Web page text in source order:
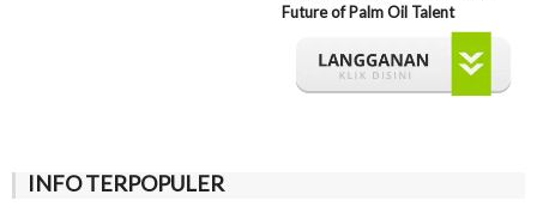
Future of Palm Oil Talent
INFO TERPOPULER